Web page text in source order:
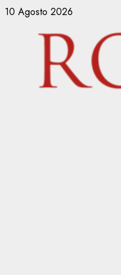
Vai
contenuto
10 Agosto 2026